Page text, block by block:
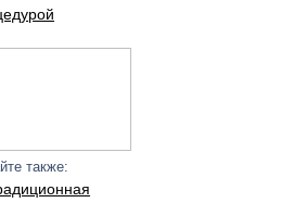
также: